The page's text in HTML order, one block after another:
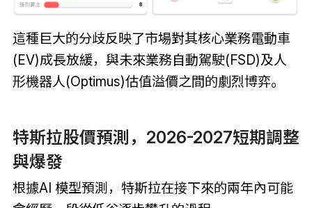
這種巨大的分歧反映了市場對其核心業務電動車
(EV)成長放緩，與未來業務自動駕駛(FSD)及人
形機器人(Optimus)估值溢價之間的劇烈博弈。
特斯拉股價預測，2026-2027短期調整
與爆發
根據AI 模型預測，特斯拉在接下來的兩年內可能